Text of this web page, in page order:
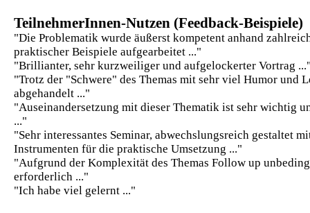
TeilnehmerInnen-Nutzen (Feedback-Beispiele)
"Die Problematik wurde äußerst kompetent anhand
praktischer Beispiele aufgearbeitet ..."
"Brillianter, sehr kurzweiliger und aufgelockerter Vortrag
"Trotz der "Schwere" des Themas mit sehr viel Humor und
abgehandelt ..."
"Auseinandersetzung mit dieser Thematik ist sehr wichtig
..."
"Sehr interessantes Seminar, abwechslungsreich gestaltet
Instrumenten für die praktische Umsetzung ..."
"Aufgrund der Komplexität des Themas Follow up
erforderlich ..."
"Ich habe viel gelernt ..."